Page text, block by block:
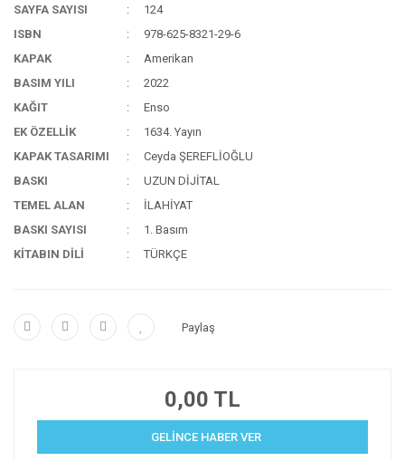
SAYFA SAYISI
124
ISBN
978-625-8321-29-6
KAPAK
Amerikan
BASIM YILI
2022
KAĞIT
Enso
EK ÖZELLİK
1634. Yayın
KAPAK TASARIMI
Ceyda ŞEREFLİOĞLU
BASKI
UZUN DİJİTAL
TEMEL ALAN
İLAHİYAT
BASKI SAYISI
1. Basım
KİTABIN DİLİ
TÜRKÇE
Paylaş
0,00 TL
GELİNCE HABER VER